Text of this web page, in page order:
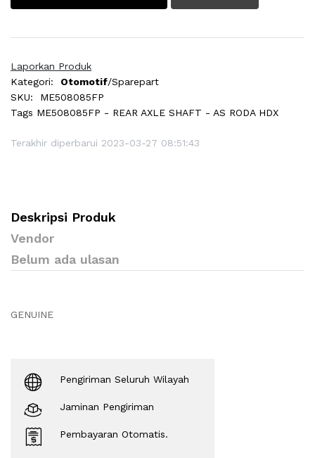
Laporkan Produk
Kategori:
Otomotif/Sparepart
SKU:
ME508085FP
Tags ME508085FP - REAR AXLE SHAFT - AS RODA HDX
Terakhir diperbarui 2023-03-27 08:51:43
Deskripsi Produk
Vendor
Belum ada ulasan
GENUINE
Pengiriman Seluruh Wilayah
Jaminan Pengiriman
Pembayaran Otomatis.